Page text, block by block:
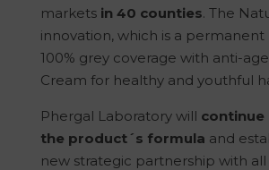
markets in 40 counties. The
innovation, which is a permanent
100% grey coverage with anti-
Cream for healthy and youthful
Phergal Laboratory will continue
the product´s formula and
new strategic partnership with